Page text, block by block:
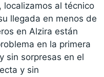
al técnico
llegada en menos de
en Alzira están
en la primera
sin sorpresas en el
y sin